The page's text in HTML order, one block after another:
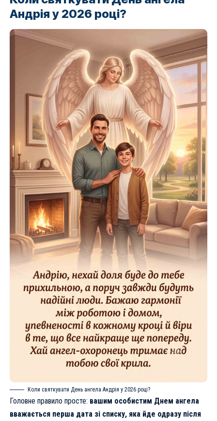
Андрія у 2026 році?
Коли святкувати День ангела Андрія у 2026 році?
Головне правило просте: вашим особистим Днем ангела
вважається перша дата зі списку, яка йде одразу після